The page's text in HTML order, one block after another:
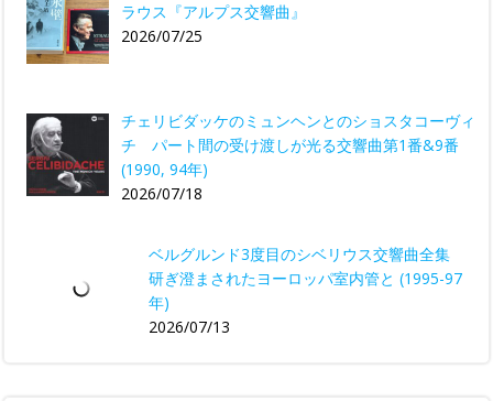
ラウス『アルプス交響曲』
2026/07/25
チェリビダッケのミュンヘンとのショスタコーヴィ
チ パート間の受け渡しが光る交響曲第1番&9番
(1990, 94年)
2026/07/18
ベルグルンド3度目のシベリウス交響曲全集
研ぎ澄まされたヨーロッパ室内管と (1995-97
年)
2026/07/13